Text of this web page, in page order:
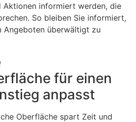
Aktionen informiert werden, die
So bleiben Sie informiert,
Angeboten überwältigt zu
für einen
anpasst
Oberfläche spart Zeit und